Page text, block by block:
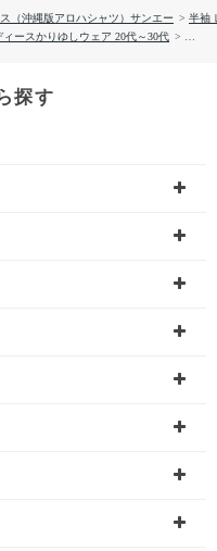
（沖縄版アロハシャツ）サンエー > 半袖
ィースかりゆしウェア 20代～30代
探す